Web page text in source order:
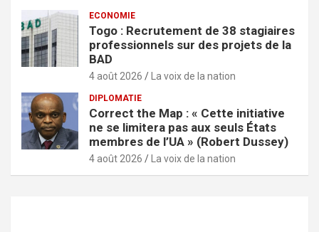
ECONOMIE
Togo : Recrutement de 38 stagiaires
professionnels sur des projets de la
BAD
4 août 2026 La voix de la nation
DIPLOMATIE
Correct the Map : « Cette initiative
ne se limitera pas aux seuls États
membres de l’UA » (Robert Dussey)
4 août 2026 La voix de la nation